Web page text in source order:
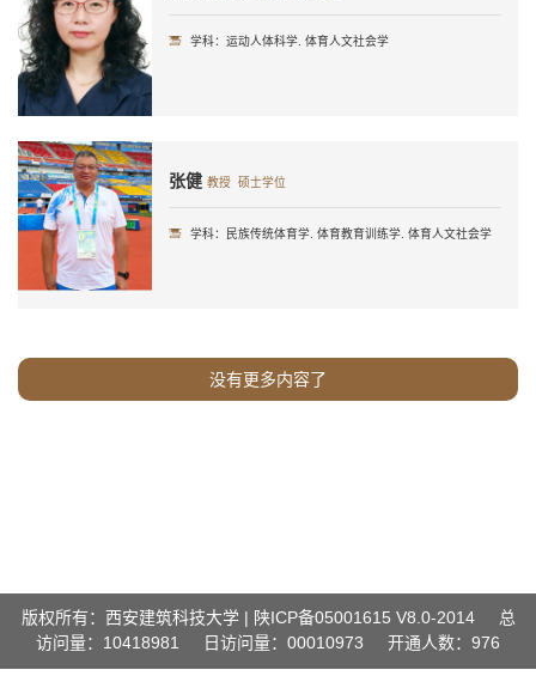
学科：运动人体科学. 体育人文社会学
张健 教授 硕士学位
学科：民族传统体育学. 体育教育训练学. 体育人文社会学
没有更多内容了
版权所有：西安建筑科技大学 | 陕ICP备05001615 V8.0-2014
总
访问量： 10418981 日访问量： 00010973 开通人数：976